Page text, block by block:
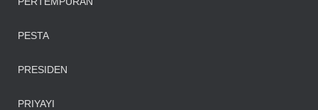
PESTA
PRESIDEN
PRIYAYI